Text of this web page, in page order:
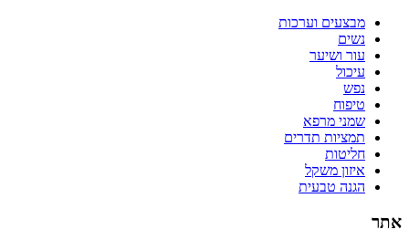
מבצעים וערכות
נשים
עור ושיער
עיכול
נפש
טיפוח
שמני מרפא
תמציות תדרים
חליטות
איזון משקל
הגנה טבעית
אתר